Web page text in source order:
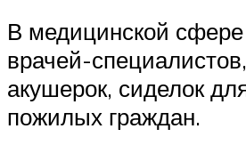
В медицинской сфере
врачей-
акушерок, сиделок
пожилых граждан.